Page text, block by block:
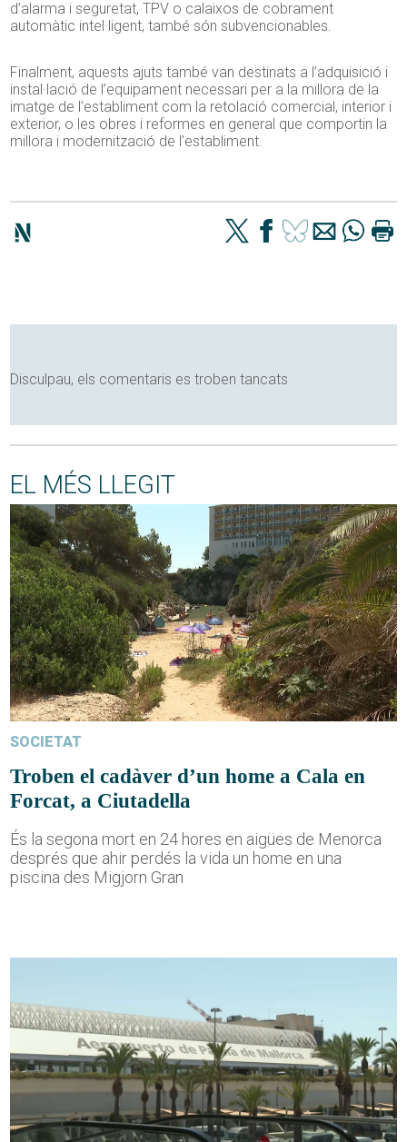
d’alarma i seguretat, TPV o calaixos de cobrament
automàtic intel·ligent, també són subvencionables.
Finalment, aquests ajuts també van destinats a l’adquisició i
instal·lació de l’equipament necessari per a la millora de la
imatge de l’establiment com la retolació comercial, interior i
exterior, o les obres i reformes en general que comportin la
millora i modernització de l’establiment.
Disculpau, els comentaris es troben tancats
EL MÉS LLEGIT
SOCIETAT
Troben el cadàver d’un home a Cala en
Forcat, a Ciutadella
És la segona mort en 24 hores en aigües de Menorca
després que ahir perdés la vida un home en una
piscina des Migjorn Gran